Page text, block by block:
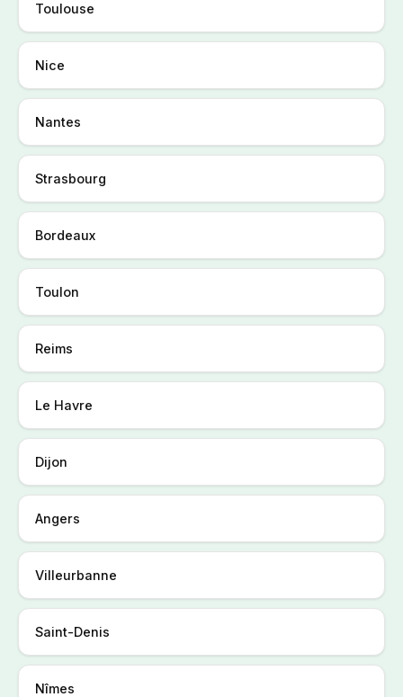
Toulouse
Nice
Nantes
Strasbourg
Bordeaux
Toulon
Reims
Le Havre
Dijon
Angers
Villeurbanne
Saint-Denis
Nîmes